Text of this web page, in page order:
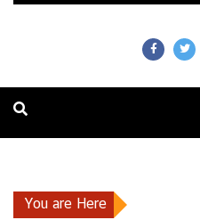
Police
You are Here